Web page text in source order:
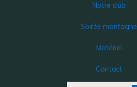
Notre club
Soirée montagne
Matériel
Contact